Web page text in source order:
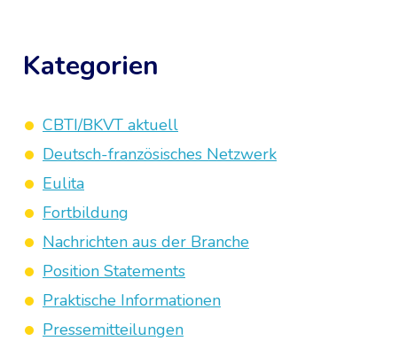
Kategorien
CBTI/BKVT aktuell
Deutsch-französisches Netzwerk
Eulita
Fortbildung
Nachrichten aus der Branche
Position Statements
Praktische Informationen
Pressemitteilungen